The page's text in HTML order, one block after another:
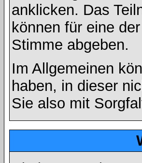
anklicken. Das
können für eine
Stimme abgeben.
Im Allgemeinen
haben, in dieser
Sie also mit